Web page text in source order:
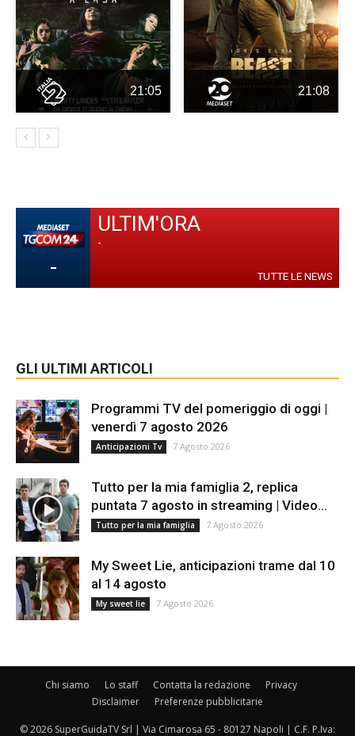
21:05 21:08
-
ULTIM'ORA
-
TUTTE LE NEWS
GLI ULTIMI ARTICOLI
Programmi TV del pomeriggio di oggi |
venerdì 7 agosto 2026
Anticipazioni Tv 7 Agosto 2026
Tutto per la mia famiglia 2, replica
puntata 7 agosto in streaming | Video...
Tutto per la mia famiglia 7 Agosto 2026
My Sweet Lie, anticipazioni trame dal 10
al 14 agosto
My sweet lie 7 Agosto 2026
Chi siamo Lo staff Contatta la redazione
Privacy
Disclaimer
Preferenze pubblicitarie
© 2026 SuperGuidaTV Srl | Via Cimarosa 65 - 80127 Napoli | C.F. P.Iva: